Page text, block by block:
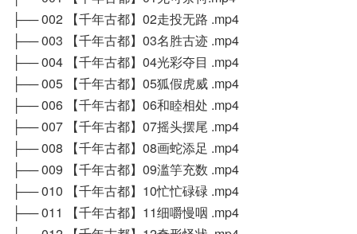
├── 002 【千年古都】02走投无路 .mp4
├── 003 【千年古都】03名胜古迹 .mp4
├── 004 【千年古都】04光彩夺目 .mp4
├── 005 【千年古都】05狐假虎威 .mp4
├── 006 【千年古都】06和睦相处 .mp4
├── 007 【千年古都】07摇头摆尾 .mp4
├── 008 【千年古都】08画蛇添足 .mp4
├── 009 【千年古都】09滥竽充数 .mp4
├── 010 【千年古都】10忙忙碌碌 .mp4
├── 011 【千年古都】11细嚼慢咽 .mp4